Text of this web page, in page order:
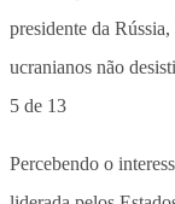
5 de 13
Percebendo o